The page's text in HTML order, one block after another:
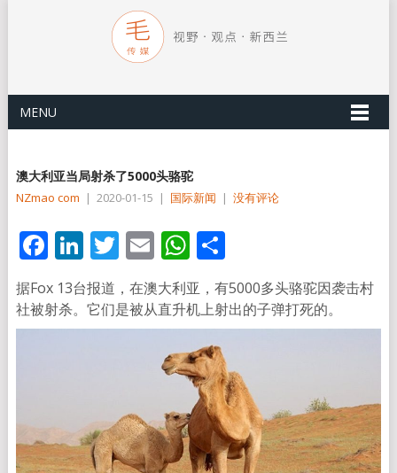
MENU
澳大利亚当局射杀了5000头骆驼
NZmao com | 2020-01-15 | 国际新闻 | 没有评论
Facebook
LinkedIn
Twitter
EmailWhatsApp
分
享
据Fox 13台报道，在澳大利亚，有5000多头骆驼因袭击村
社被射杀。它们是被从直升机上射出的子弹打死的。